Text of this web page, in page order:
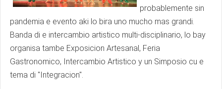
probablemente sin
pandemia e evento aki lo bira uno mucho mas grandi.
Banda di e intercambio artistico multi-disciplinario, lo bay
organisa tambe Exposicion Artesanal, Feria
Gastronomico, Intercambio Artistico y un Simposio cu e
tema di "Integracion".